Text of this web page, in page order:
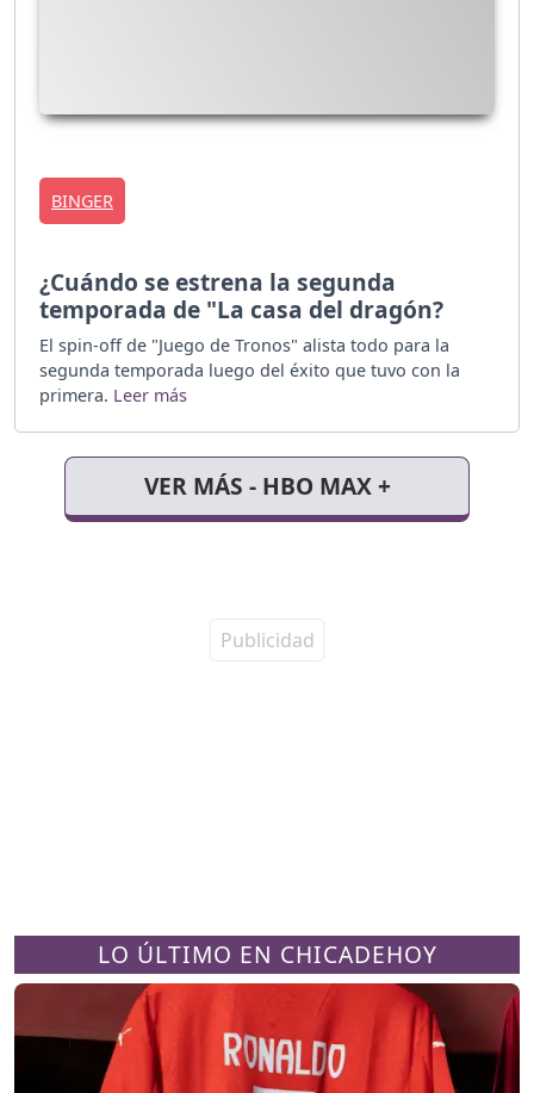
BINGER
¿Cuándo se estrena la segunda
temporada de "La casa del dragón?
El spin-off de "Juego de Tronos" alista todo para la
segunda temporada luego del éxito que tuvo con la
primera.
VER MÁS - HBO MAX +
LO ÚLTIMO EN CHICADEHOY